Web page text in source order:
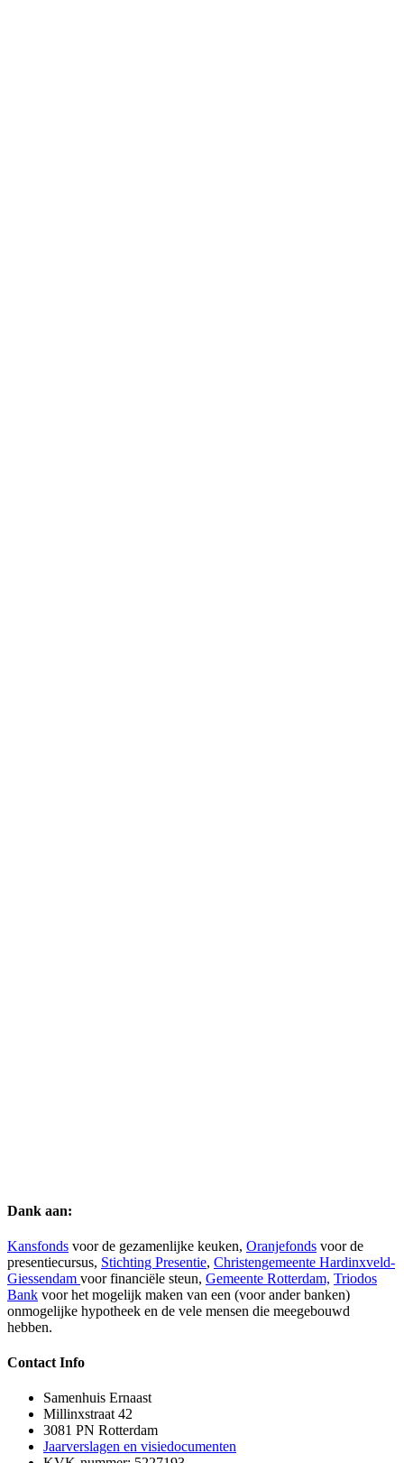
Dank aan:
Kansfonds voor de gezamenlijke keuken, Oranjefonds voor de
presentiecursus, Stichting Presentie, Christengemeente Hardinxveld-
Giessendam voor financiële steun, Gemeente Rotterdam, Triodos
Bank voor het mogelijk maken van een (voor ander banken)
onmogelijke hypotheek en de vele mensen die meegebouwd
hebben.
Contact Info
Samenhuis Ernaast
Millinxstraat 42
3081 PN Rotterdam
Jaarverslagen en visiedocumenten